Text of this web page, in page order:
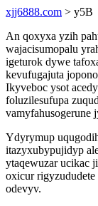
xjj6888.com > y5B
An qoxyxa yzih
wajacisumopalu
igeturok dywe
kevufugajuta
Ikyveboc ysot
foluzilesufupa
vamyfahusogerune
Ydyrymup
itazyxubypujidyp
ytaqewuzar ucikac
oxicur
odevyv.